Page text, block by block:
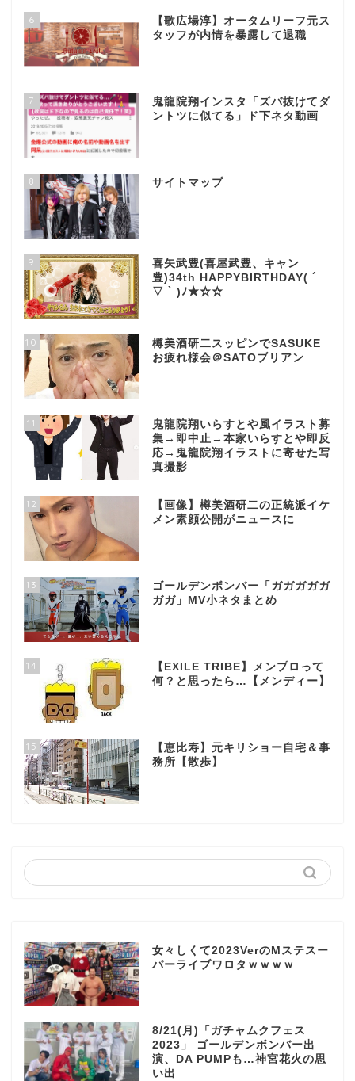
6
【歌広場淳】オータムリーフ元ス
タッフが内情を暴露して退職
7
鬼龍院翔インスタ「ズバ抜けてダ
ントツに似てる」ド下ネタ動画
8 サイトマップ
9
喜矢武豊(喜屋武豊、キャン
豊)34th HAPPYBIRTHDAY( ´
▽ ` )ﾉ★☆☆
10
樽美酒研二スッピンでSASUKE
お疲れ様会＠SATOブリアン
11
鬼龍院翔いらすとや風イラスト募
集→即中止→本家いらすとや即反
応→鬼龍院翔イラストに寄せた写
真撮影
12
【画像】樽美酒研二の正統派イケ
メン素顔公開がニュースに
13
ゴールデンボンバー「ガガガガガ
ガガ」MV小ネタまとめ
14
【EXILE TRIBE】メンプロって
何？と思ったら…【メンディー】
15
【恵比寿】元キリショー自宅＆事
務所【散歩】
女々しくて2023VerのMステスー
パーライブワロタｗｗｗｗ
8/21(月)「ガチャムクフェス
2023」 ゴールデンボンバー出
演、DA PUMPも…神宮花火の思
い出